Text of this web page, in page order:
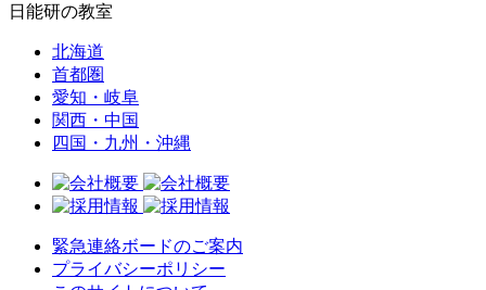
日能研の教室
北海道
首都圏
愛知・岐阜
関西・中国
四国・九州・沖縄
緊急連絡ボードのご案内
プライバシーポリシー